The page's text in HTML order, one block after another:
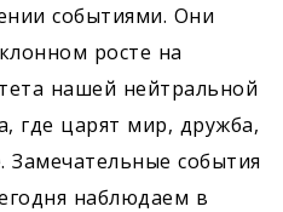
событиями. Они
росте на
нашей нейтральной
где царят мир, дружба,
Замечательные события
наблюдаем в